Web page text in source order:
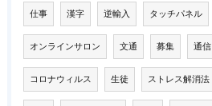
仕事 漢字 逆輸入 タッチパネル
オンラインサロン 文通 募集 通信
コロナウィルス 生徒 ストレス解消法